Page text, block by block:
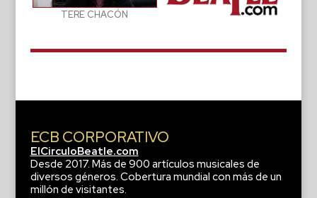
TERE CHACÓN
ECB CORPORATIVO
ElCirculoBeatle.com
Desde 2017. Más de 900 artículos musicales de
diversos géneros. Cobertura mundial con más de un
millón de visitantes.